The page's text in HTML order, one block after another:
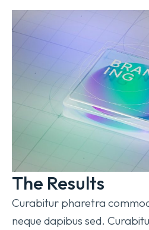
The Results
Curabitur pharetra
neque dapibus sed.